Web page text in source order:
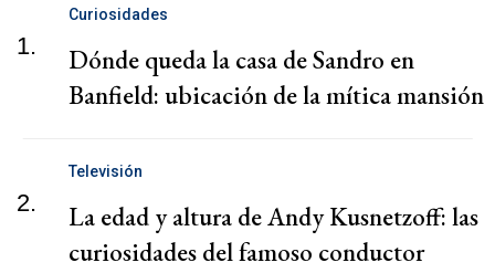
1.
Curiosidades
Dónde queda la casa de Sandro en
Banfield: ubicación de la mítica mansión
2.
Televisión
La edad y altura de Andy Kusnetzoff: las
curiosidades del famoso conductor